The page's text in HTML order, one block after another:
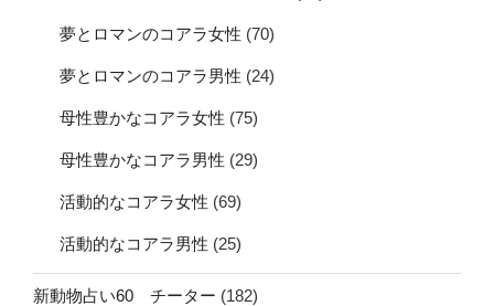
夢とロマンのコアラ女性 (70)
夢とロマンのコアラ男性 (24)
母性豊かなコアラ女性 (75)
母性豊かなコアラ男性 (29)
活動的なコアラ女性 (69)
活動的なコアラ男性 (25)
新動物占い60 チーター (182)